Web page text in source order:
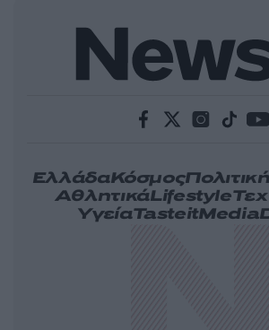
ΕλλάδαΚόσμοςΠολιτική
ΑθλητικάLifestyle
ΥγείαTasteitMedia